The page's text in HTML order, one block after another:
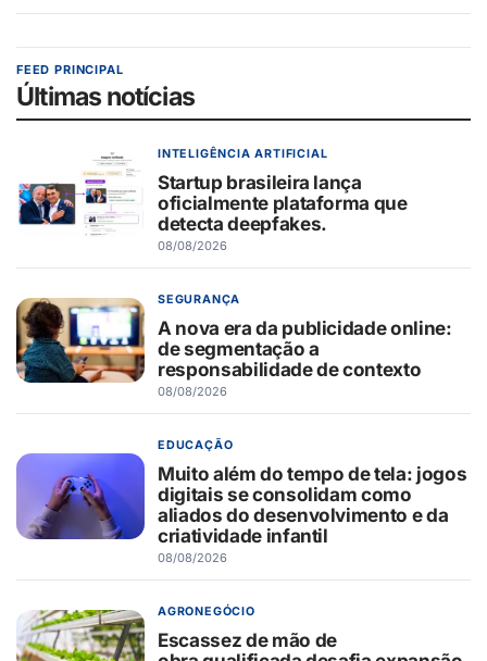
FEED PRINCIPAL
Últimas notícias
INTELIGÊNCIA ARTIFICIAL
Startup brasileira lança
oficialmente plataforma que
detecta deepfakes.
08/08/2026
SEGURANÇA
A nova era da publicidade online:
de segmentação a
responsabilidade de contexto
08/08/2026
EDUCAÇÃO
Muito além do tempo de tela: jogos
digitais se consolidam como
aliados do desenvolvimento e da
criatividade infantil
08/08/2026
AGRONEGÓCIO
Escassez de mão de